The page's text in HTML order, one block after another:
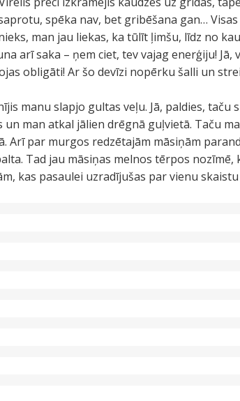
spēka nav, bet gribēšana gan…
man jau liekas, ka tūlīt ļimšu, līdz no
arī saka – ņem ciet, tev vajag enerģiju! Jā,
obligāti! Ar šo devīzi nopērku šalli un
manu slapjo gultas veļu. Jā, paldies, taču
man atkal jālien drēgnā guļvietā. Taču
Arī par murgos redzētajām māsiņām
Tad jau māsiņas melnos tērpos nozīmē,
kas pasaulei uzradījušas par vienu